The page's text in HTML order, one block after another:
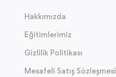
Hakkımızda
Eğitimlerimiz
Gizlilik Politikası
Mesafeli Satış Sözleşmesi